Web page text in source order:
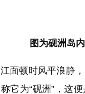
图为砚洲岛
顿时风平浪静，
它为“砚洲”，这